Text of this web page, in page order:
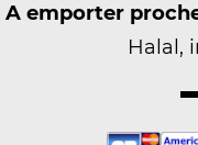
A emporter
Halal,